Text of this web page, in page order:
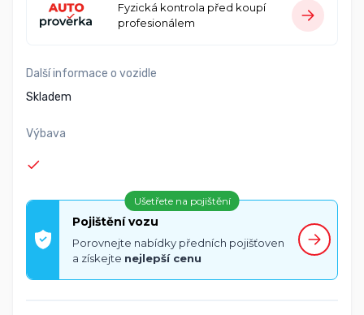
Fyzická kontrola před koupí
profesionálem
Další informace o vozidle
Skladem
Výbava
Ušetřete na pojištění
Pojištění vozu
Porovnejte nabídky předních pojišťoven
a získejte nejlepší cenu